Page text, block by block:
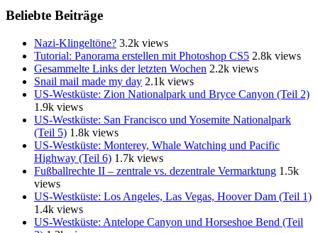
Beliebte Beiträge
Nazi-Klingeltöne? 3.2k views
Tutorial: Panorama erstellen mit Photoshop CS5 2.8k views
Gesammelte Links der letzten Wochen 2.2k views
Snail mail made my day 2.1k views
US-Westküste: Zion Nationalpark und Bryce Canyon (Teil 2)
1.9k views
US-Westküste: San Francisco und Yosemite Nationalpark
(Teil 5) 1.8k views
US-Westküste: Monterey, Whale Watching und Pacific
Highway (Teil 6) 1.7k views
Fußballrechte II – zentrale vs. dezentrale Vermarktung 1.5k
views
US-Westküste: Los Angeles, Las Vegas, Hoover Dam (Teil 1)
1.4k views
US-Westküste: Antelope Canyon und Horseshoe Bend (Teil